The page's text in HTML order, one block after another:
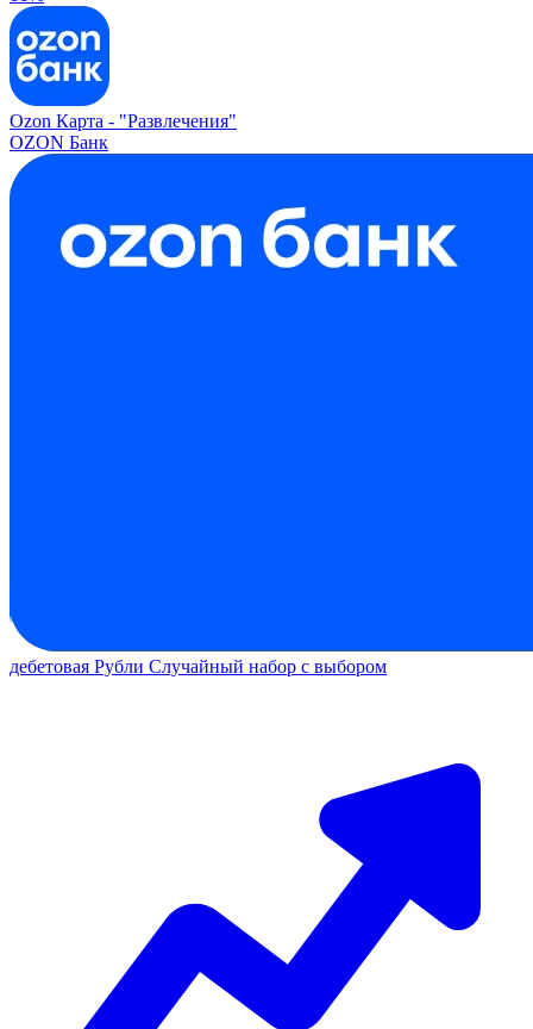
Ozon Карта - "Развлечения"
OZON Банк
дебетовая Рубли Случайный набор с выбором